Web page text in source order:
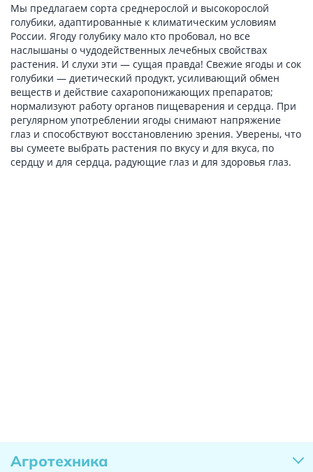
Мы предлагаем сорта среднерослой и высокорослой
голубики, адаптированные к климатическим условиям
России. Ягоду голубику мало кто пробовал, но все
наслышаны о чудодейственных лечебных свойствах
растения. И слухи эти — сущая правда! Свежие ягоды и сок
голубики — диетический продукт, усиливающий обмен
веществ и действие сахаропонижающих препаратов;
нормализуют работу органов пищеварения и сердца. При
регулярном употреблении ягоды снимают напряжение
глаз и способствуют восстановлению зрения. Уверены, что
вы сумеете выбрать растения по вкусу и для вкуса, по
сердцу и для сердца, радующие глаз и для здоровья глаз.
Агротехника